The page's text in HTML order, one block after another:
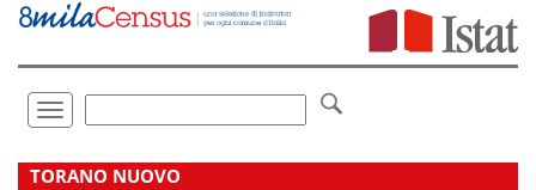
Vai
direttamente
Toggle
navigation
.
TORANO NUOVO